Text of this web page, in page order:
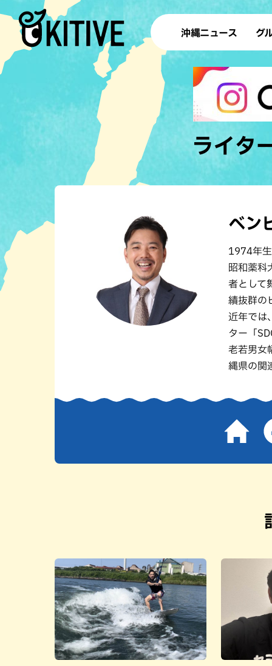
沖縄ニュース グ
ラ
テイ
すし
沖
洋食・
その他
ブッフェ
ハン
ライタ
ベン
1974年
昭和薬科
者として
績抜群の
近年では
ター「
老若男女
縄県の関